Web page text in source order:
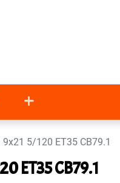
9x21 5/120 ET35 CB79.1
ET35 CB79.1